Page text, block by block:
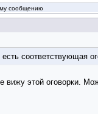
сообщению
соответствующая
вижу этой оговорки.